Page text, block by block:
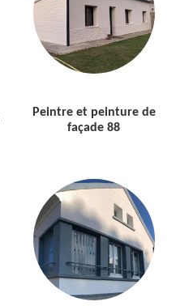
Peintre et peinture de
façade 88